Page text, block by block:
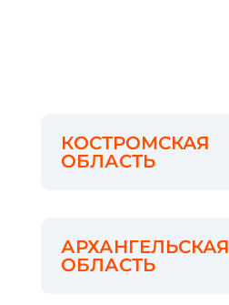
КОСТРОМСКАЯ
ОБЛАСТЬ
АРХАНГЕЛЬСКАЯ
ОБЛАСТЬ